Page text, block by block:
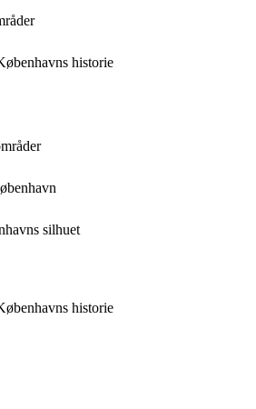
historie
silhuet
historie